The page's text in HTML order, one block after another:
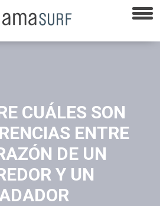
CUÁLES SON
ENTRE
DE UN
Y UN